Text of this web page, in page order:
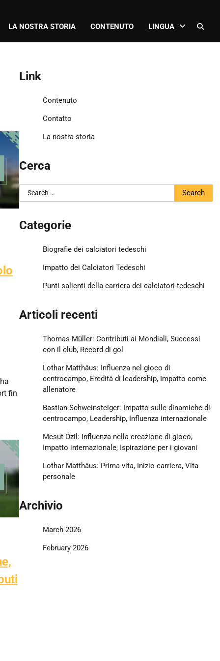
LA NOSTRA STORIA CONTENUTO LINGUA
fin
Link
Contenuto
Contatto
La nostra storia
Cerca
Search
for:
Categorie
Biografie dei calciatori tedeschi
Impatto dei Calciatori Tedeschi
Punti salienti della carriera dei calciatori tedeschi
Articoli recenti
Thomas Müller: Contributi ai Mondiali, Successi
con il club, Record di gol
Lothar Matthäus: Influenza nel gioco di
centrocampo, Eredità di leadership, Impatto come
allenatore
Bastian Schweinsteiger: Impatto sulle dinamiche di
centrocampo, Leadership, Influenza internazionale
Mesut Özil: Influenza nella creazione di gioco,
Impatto internazionale, Ispirazione per i giovani
Lothar Matthäus: Prima vita, Inizio carriera, Vita
personale
Archivio
March 2026
February 2026